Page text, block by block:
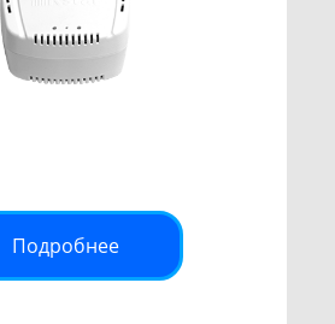
Подробнее